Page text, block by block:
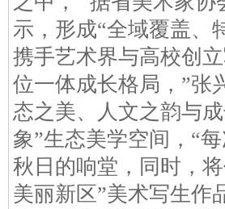
示，形成“全域覆盖、
携手艺术界与高校创
位一体成长格局，”
态之美、人文之韵与
象”生态美学空间，“
秋日的响堂，同时，
美丽新区”美术写生作